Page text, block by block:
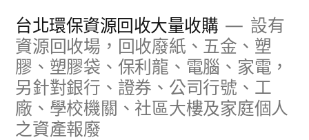
台北環保資源回收大量收購
設有
資源回收場，回收廢紙、五金、塑
膠、塑膠袋、保利龍、電腦、家電，
另針對銀行、證券、公司行號、工
廠、學校機關、社區大樓及家庭個人
之資產報廢